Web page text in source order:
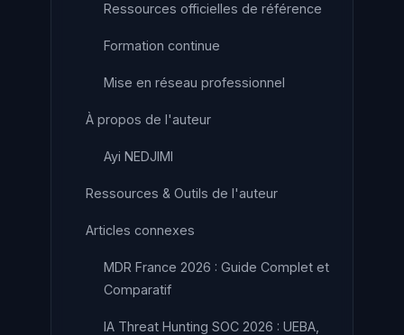
Ressources officielles de référence
Formation continue
Mise en réseau professionnel
À propos de l'auteur
Ayi NEDJIMI
Ressources & Outils de l'auteur
Articles connexes
MDR France 2026 : Guide Complet et
Comparatif
IA Threat Hunting SOC 2026 : UEBA,